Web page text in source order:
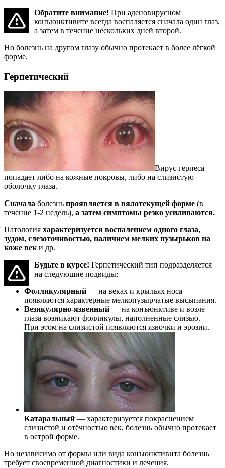
Обратите внимание! При аденовирусном
конъюнктивите всегда воспаляется сначала один глаз,
а затем в течение нескольких дней второй.
Но болезнь на другом глазу обычно протекает в более лёгкой
форме.
Герпетический
Вирус герпеса
попадает либо на кожные покровы, либо на слизистую
оболочку глаза.
Сначала болезнь проявляется в вялотекущей форме (в
течение 1-2 недель), а затем симптомы резко усиливаются.
Патология характеризуется воспалением одного глаза,
зудом, слезоточивостью, наличием мелких пузырьков на
коже век и др.
Будьте в курсе! Герпетический тип подразделяется
на следующие подвиды:
Фолликулярный — на веках и крыльях носа
появляются характерные мелкопузырчатые высыпания.
Везикулярно-язвенный — на конъюнктиве и возле
глаза возникают фолликулы, наполненные слизью.
При этом на слизистой появляются язвочки и эрозии.
Катаральный — характеризуется покраснением
слизистой и отёчностью век, болезнь обычно протекает
в острой форме.
Но независимо от формы или вида конъюнктивита болезнь
требует своевременной диагностики и лечения.